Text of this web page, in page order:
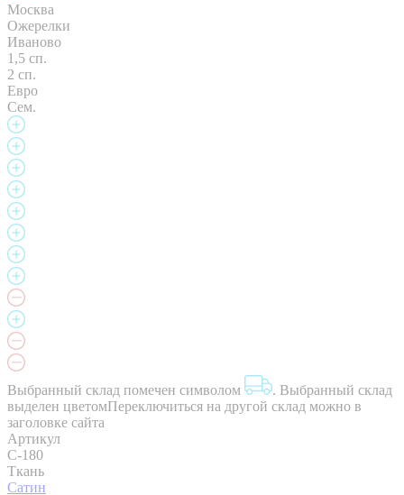
Москва
Ожерелки
Иваново
1,5 сп.
2 сп.
Евро
Сем.
Выбранный склад помечен символом . Выбранный склад
выделен цветомПереключиться на другой склад можно в
заголовке сайта
Артикул
C-180
Ткань
Сатин